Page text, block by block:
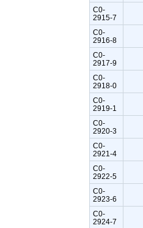
C0-
2915-7
C0-
2916-8
C0-
2917-9
C0-
2918-0
C0-
2919-1
C0-
2920-3
C0-
2921-4
C0-
2922-5
C0-
2923-6
C0-
2924-7